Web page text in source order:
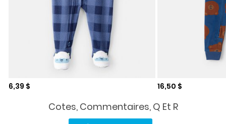
Prix de solde
6,39 $ Prix de solde
16,50 $
Cotes, Commentaires, Q Et R